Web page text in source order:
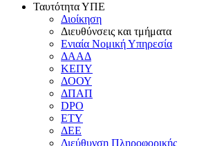
Ταυτότητα ΥΠΕ
Διοίκηση
Διευθύνσεις και τμήματα
Ενιαία Νομική Υπηρεσία
ΔΑΑΔ
ΚΕΠΥ
ΔΟΟΥ
ΔΠΑΠ
DPO
ΕΤΥ
ΔΕΕ
Διεύθυνση Πληροφορικής